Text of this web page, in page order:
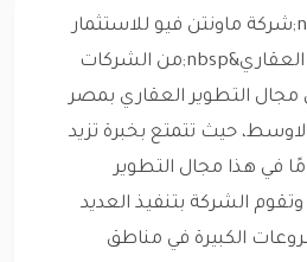
تعد&nbsp;شركة ماونتن فيو للاستثمار
والتطوير العقاري&nbsp;من الشركات
مجال التطوير العقاري بمصر
حيث تتمتع بخبرة تزيد
20 عامًا في هذا مجال التطوير
الشركة بتنفيذ العديد
الكبيرة في مناطق